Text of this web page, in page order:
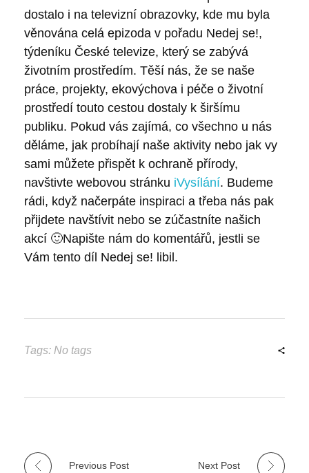
dostalo i na televizní obrazovky, kde mu byla
věnována celá epizoda v pořadu Nedej se!,
týdeníku České televize, který se zabývá
životním prostředím. Těší nás, že se naše
práce, projekty, ekovýchova i péče o životní
prostředí touto cestou dostaly k širšímu
publiku. Pokud vás zajímá, co všechno u nás
děláme, jak probíhají naše aktivity nebo jak vy
sami můžete přispět k ochraně přírody,
navštivte webovou stránku iVysílání. Budeme
rádi, když načerpáte inspiraci a třeba nás pak
přijdete navštívit nebo se zúčastníte našich
akcí 🙂Napište nám do komentářů, jestli se
Vám tento díl Nedej se! libil.
Tags: No tags
Previous Post Next Post